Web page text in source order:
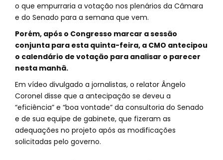
o que empurraria a votação nos plenários da Câmara
e do Senado para a semana que vem.
Porém, após o Congresso marcar a sessão
conjunta para esta quinta-feira, a CMO antecipou
o calendário de votação para analisar o parecer
nesta manhã.
Em vídeo divulgado a jornalistas, o relator Ângelo
Coronel disse que a antecipação se deveu a
“eficiência” e “boa vontade” da consultoria do Senado
e de sua equipe de gabinete, que fizeram as
adequações no projeto após as modificações
solicitadas pelo governo.